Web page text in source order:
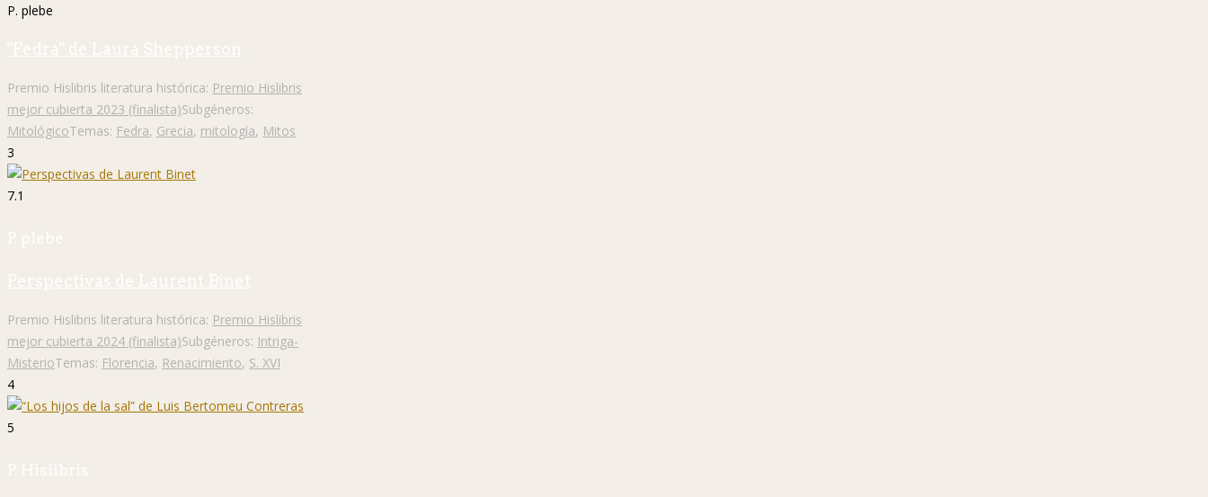
P. plebe
"Fedra" de Laura Shepperson
Premio Hislibris literatura histórica: Premio Hislibris
mejor cubierta 2023 (finalista)Subgéneros:
MitológicoTemas: Fedra, Grecia, mitología, Mitos
3
7.1
P. plebe
Perspectivas de Laurent Binet
Premio Hislibris literatura histórica: Premio Hislibris
mejor cubierta 2024 (finalista)Subgéneros: Intriga-
MisterioTemas: Florencia, Renacimiento, S. XVI
4
5
P. Hislibris